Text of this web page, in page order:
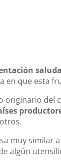
en que esta
originario del
muy similar
algún